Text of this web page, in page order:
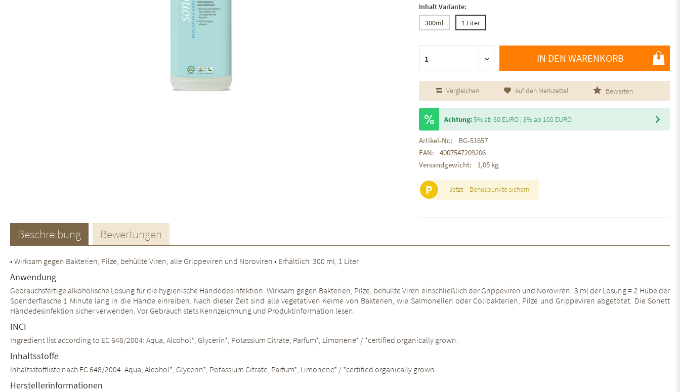
Inhalt Variante:
300ml
1 Liter
IN DEN WARENKORB
Vergleichen Auf den Merkzettel Bewerten
Achtung:5% ab 60 EURO | 8% ab 100 EURO
Artikel-Nr.:
BG-51657
EAN:
4007547209206
Versandgewicht:
1,05 kg
P Jetzt Bonuspunkte sichern
Beschreibung Bewertungen
• Wirksam gegen Bakterien, Pilze, behüllte Viren, alle Grippeviren und Noroviren • Erhältlich: 300 ml, 1 Liter
Anwendung
Gebrauchsfertige alkoholische Lösung für die hygienische Händedesinfektion. Wirksam gegen Bakterien, Pilze, behüllte Viren einschließlich der Grippeviren und Noroviren. 3 ml der Lösung = 2 Hübe der
Spenderflasche 1 Minute lang in die Hände einreiben. Nach dieser Zeit sind alle vegetativen Keime von Bakterien, wie Salmonellen oder Colibakterien, Pilze und Grippeviren abgetötet. Die Sonett
Händedesinfektion sicher verwenden. Vor Gebrauch stets Kennzeichnung und Produktinformation lesen.
INCI
Ingredient list according to EC 648/2004: Aqua, Alcohol*, Glycerin*, Potassium Citrate, Parfum*, Limonene* / *certified organically grown.
Inhaltsstoffe
Inhaltsstoffliste nach EC 648/2004: Aqua, Alcohol*, Glycerin*, Potassium Citrate, Parfum*, Limonene* / *certified organically grown
Herstellerinformationen